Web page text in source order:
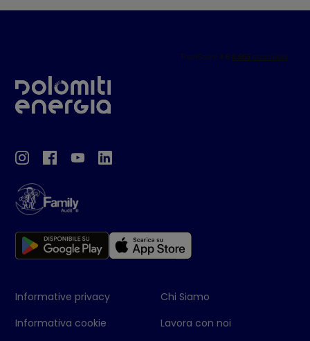
Informative privacy
Informativa cookie
Chi Siamo
Lavora con noi